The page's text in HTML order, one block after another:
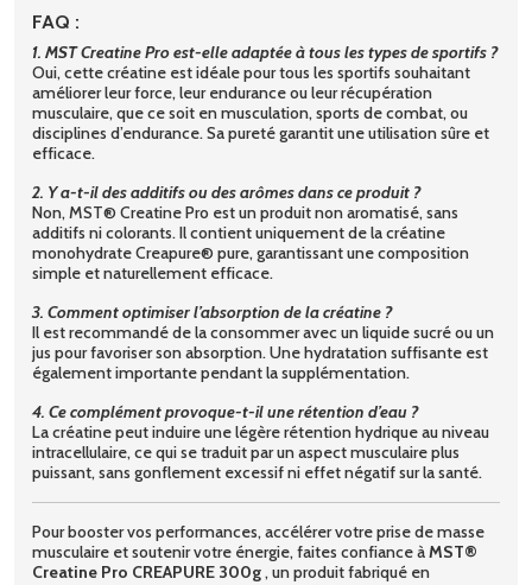
FAQ :
1. MST Creatine Pro est-elle adaptée à tous les types de sportifs ?
Oui, cette créatine est idéale pour tous les sportifs souhaitant
améliorer leur force, leur endurance ou leur récupération
musculaire, que ce soit en musculation, sports de combat, ou
disciplines d’endurance. Sa pureté garantit une utilisation sûre et
efficace.
2. Y a-t-il des additifs ou des arômes dans ce produit ?
Non, MST® Creatine Pro est un produit non aromatisé, sans
additifs ni colorants. Il contient uniquement de la créatine
monohydrate Creapure® pure, garantissant une composition
simple et naturellement efficace.
3. Comment optimiser l’absorption de la créatine ?
Il est recommandé de la consommer avec un liquide sucré ou un
jus pour favoriser son absorption. Une hydratation suffisante est
également importante pendant la supplémentation.
4. Ce complément provoque-t-il une rétention d’eau ?
La créatine peut induire une légère rétention hydrique au niveau
intracellulaire, ce qui se traduit par un aspect musculaire plus
puissant, sans gonflement excessif ni effet négatif sur la santé.
Pour booster vos performances, accélérer votre prise de masse
musculaire et soutenir votre énergie, faites confiance àMST®
Creatine Pro CREAPURE 300g , un produit fabriqué en